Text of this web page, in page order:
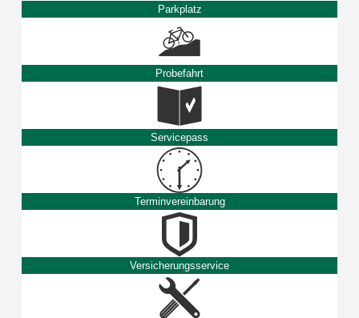
Parkplatz
Probefahrt
Servicepass
Terminvereinbarung
Versicherungsservice